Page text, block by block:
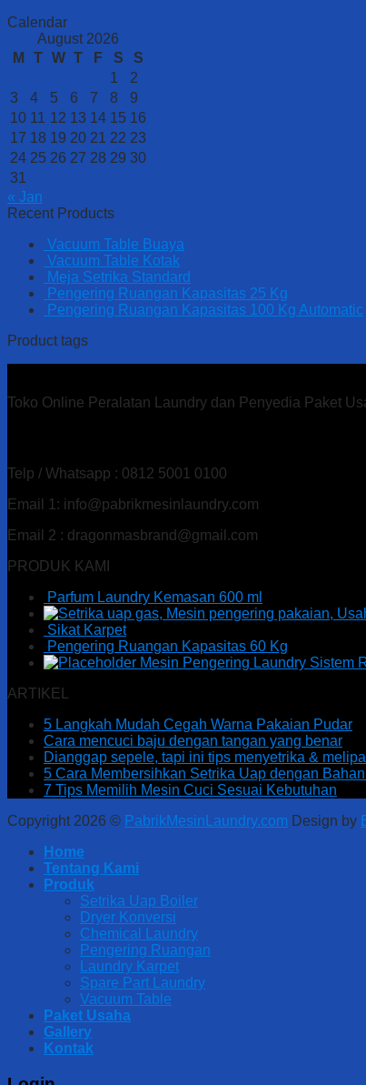
Calendar
August 2026
M
T W T F S
S
1
2
3
4 5 6 7 8
9
10 11 12 13 14 15 16
17 18 19 20 21 22 23
24 25 26 27 28 29 30
31
« Jan
Recent Products
Vacuum Table Buaya
Vacuum Table Kotak
Meja Setrika Standard
Pengering Ruangan Kapasitas 25 Kg
Pengering Ruangan Kapasitas 100 Kg Automatic
Product tags
Toko Online Peralatan Laundry dan Penyedia Paket
Telp / Whatsapp : 0812 5001 0100
Email 1: info@pabrikmesinlaundry.com
Email 2 : dragonmasbrand@gmail.com
PRODUK KAMI
Parfum Laundry Kemasan 600 ml
Sikat Karpet
Pengering Ruangan Kapasitas 60 Kg
Mesin Pengering Laundry Sistem
ARTIKEL
5 Langkah Mudah Cegah Warna Pakaian Pudar
Cara mencuci baju dengan tangan yang benar
Dianggap sepele, tapi ini tips menyetrika &
5 Cara Membersihkan Setrika Uap dengan
7 Tips Memilih Mesin Cuci Sesuai Kebutuhan
Copyright 2026 © PabrikMesinLaundry.com Design by
Home
Tentang Kami
Produk
Setrika Uap Boiler
Dryer Konversi
Chemical Laundry
Pengering Ruangan
Laundry Karpet
Spare Part Laundry
Vacuum Table
Paket Usaha
Gallery
Kontak